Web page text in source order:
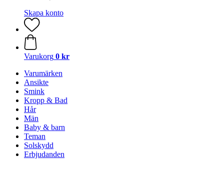
Skapa konto
Varukorg 0 kr
Varumärken
Ansikte
Smink
Kropp & Bad
Hår
Män
Baby & barn
Teman
Solskydd
Erbjudanden